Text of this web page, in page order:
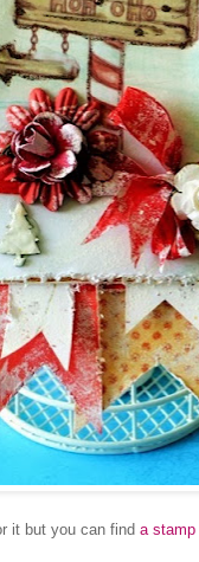
it but you can find a stamp